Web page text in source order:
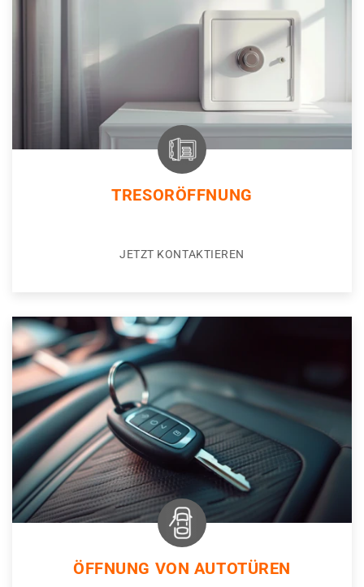
TRESORÖFFNUNG
JETZT KONTAKTIEREN
ÖFFNUNG VON AUTOTÜREN